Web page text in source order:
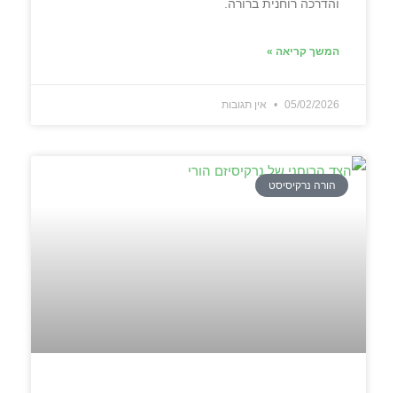
והדרכה רוחנית ברורה.
המשך קריאה »
05/02/2026 אין תגובות
הורה נרקיסיסט